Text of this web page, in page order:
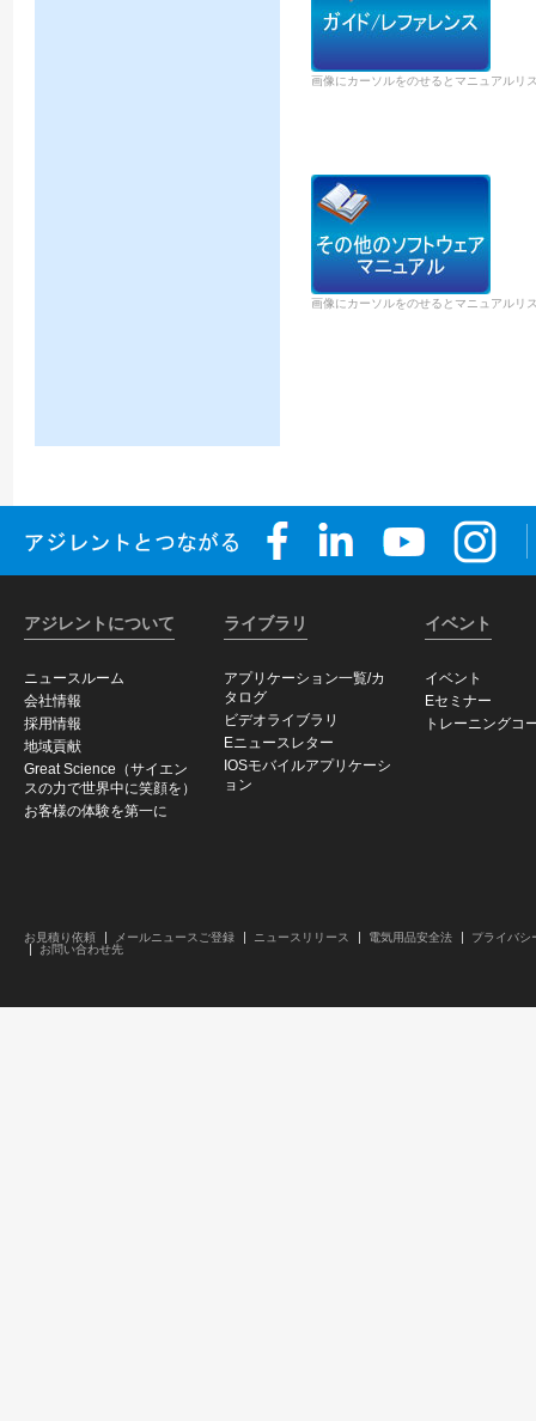
画像にカーソルをのせるとマニュアルリ
画像にカーソルをのせるとマニュアルリ
アジレントについて
ニュースルーム
会社情報
採用情報
地域貢献
Great Science（サイエン
スの力で世界中に笑顔を）
お客様の体験を第一に
ライブラリ
アプリケーション一覧/カ
タログ
ビデオライブラリ
Eニュースレター
IOSモバイルアプリケーシ
ョン
イベント
イベント
Eセミナー
トレーニングコ
お見積り依頼 メールニュースご登録 ニュースリリース 電気用品安全法
プライバシ
お問い合わせ先